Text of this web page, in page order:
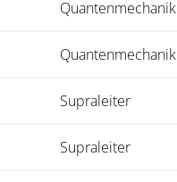
Quantenmechanik
Quantenmechanik
Supraleiter
Supraleiter